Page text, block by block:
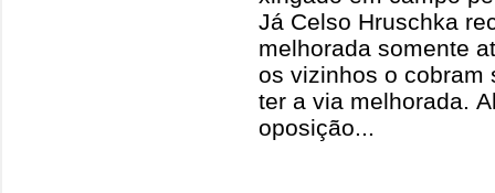
Já Celso Hruschka
melhorada somente
os vizinhos o cobram
ter a via melhorada.
oposição...